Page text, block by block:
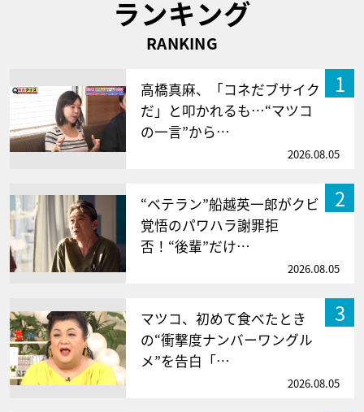
ランキング
RANKING
1
高橋真麻、「コネだブサイク
だ」と叩かれるも…“マツコ
の一言”から…
2026.08.05
2
“ベテラン”船越英一郎がクビ
覚悟のパワハラ謝罪拒
否！“後輩”だけ…
2026.08.05
3
マツコ、初めて食べたとき
の“衝撃度ナンバーワングル
メ”を告白「…
2026.08.05